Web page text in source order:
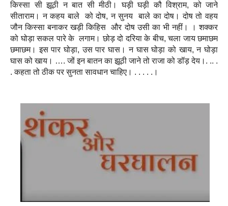
किस्सा सी झूठी न बात सी मीठी। घड़ी घड़ी कौ विश्राम, को जाने
सीताराम। न कहय बाले को दोष, न सुनय बाले का दोष। दोष तो वहय
जौन किस्सा बनाकर खड़ी किहिस और दोष उसी का भी नहीं। । शक्कर
को घोड़ा सकल पारे के लगाम। छोड़ दो दरिया के बीच, चला जाय छमाछम
छमाछम। इस पार घोड़ा, उस पार घास। न घास घोड़ा को खाय, न घोड़ा
घास को खाय। …. जों इन बातन का झूठी जाने तो राजा को डॉड़ देय।. .. .
. कहता तो ठीक पर सुनता सावधान चाहिए। . . . . .।